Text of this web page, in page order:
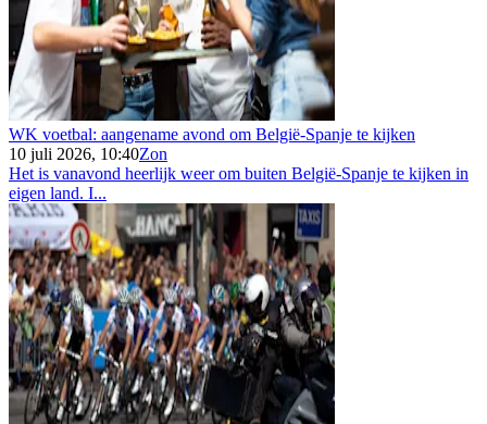
WK voetbal: aangename avond om België-Spanje te kijken
10 juli 2026, 10:40Zon
Het is vanavond heerlijk weer om buiten België-Spanje te kijken in
eigen land. I...